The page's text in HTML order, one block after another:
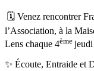
🗓️ Venez rencontrer
l’Association, à la
Lens chaque 4ème
✨ Écoute, Entraide et